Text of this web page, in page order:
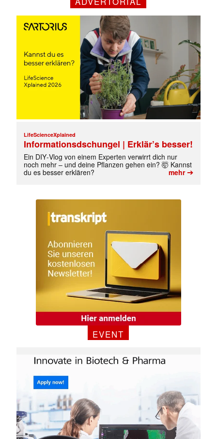
Mit dem |transkript-Newsletter
jede Woche aktuell informiert.
E-
Mail
LifeScienceXplained
Informationsdschungel | Erklär’s besser!
Ein DIY‑Vlog von einem Experten verwirrt dich nur
noch mehr – und deine Pflanzen gehen ein? 🤯 Kannst
du es besser erklären?
mehr➔
EVENT